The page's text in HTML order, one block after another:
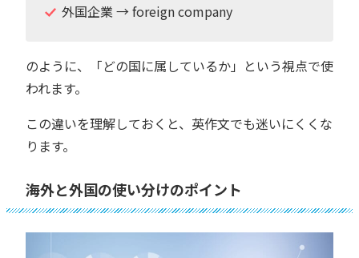
外国企業 → foreign company
のように、「どの国に属しているか」という視点で使
われます。
この違いを理解しておくと、英作文でも迷いにくくな
ります。
海外と外国の使い分けのポイント